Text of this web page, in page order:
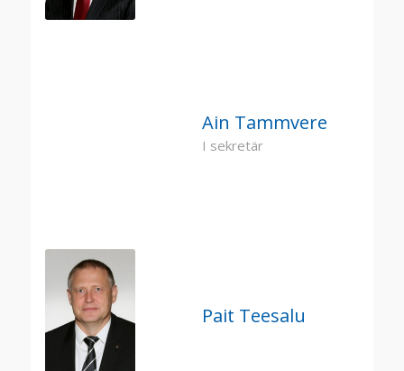
Ain Tammvere
I sekretär
Pait Teesalu